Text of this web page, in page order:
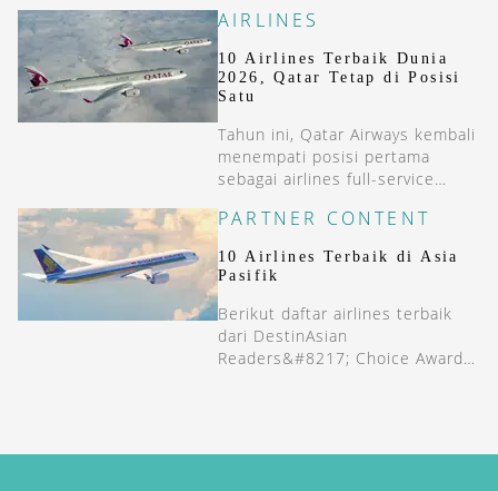
terbang yang menggabungkan
teknologi, desain, dan layanan
premium.
AIRLINES
10 Airlines Terbaik Dunia
2026, Qatar Tetap di Posisi
Satu
Tahun ini, Qatar Airways kembali
menempati posisi pertama
sebagai airlines full-service
AirlineRatings.com.
PARTNER CONTENT
10 Airlines Terbaik di Asia
Pasifik
Berikut daftar airlines terbaik
dari DestinAsian
Readers&#8217; Choice Awards